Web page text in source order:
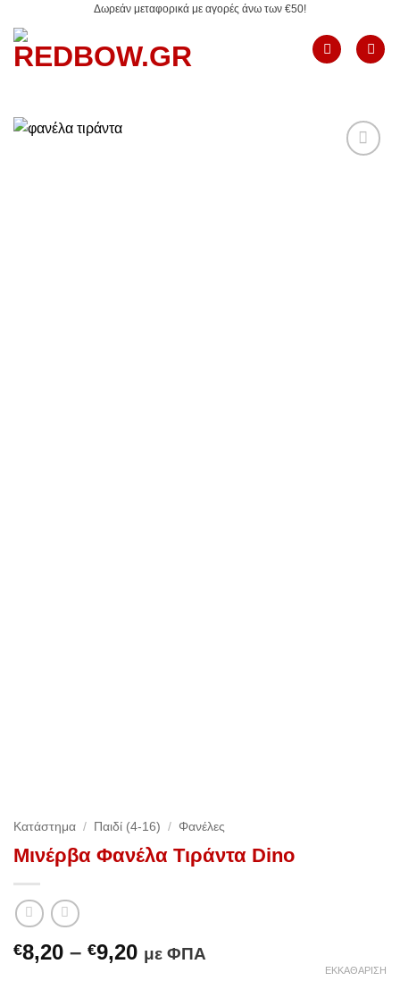
στο
περιεχόμενο
Δωρεάν μεταφορικά με αγορές άνω των €50!
Κατάστημα / Παιδί (4-16) / Φανέλες
Μινέρβα Φανέλα Τιράντα Dino
€8,20 – €9,20Price
με ΦΠΑ
ΕΚΚΑΘΆΡΙΣΗ